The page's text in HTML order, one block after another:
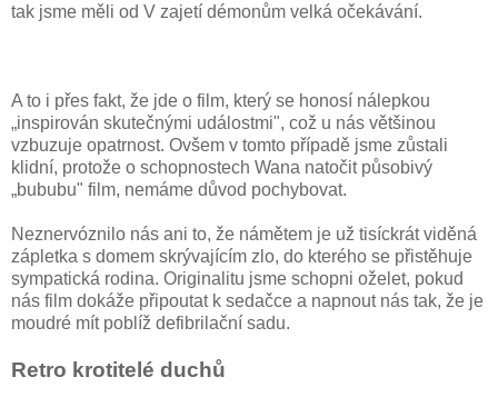
tak jsme měli od V zajetí démonům velká očekávání.
A to i přes fakt, že jde o film, který se honosí nálepkou
„inspirován skutečnými událostmi", což u nás většinou
vzbuzuje opatrnost. Ovšem v tomto případě jsme zůstali
klidní, protože o schopnostech Wana natočit působivý
„bububu" film, nemáme důvod pochybovat.
Neznervóznilo nás ani to, že námětem je už tisíckrát viděná
zápletka s domem skrývajícím zlo, do kterého se přistěhuje
sympatická rodina. Originalitu jsme schopni oželet, pokud
nás film dokáže připoutat k sedačce a napnout nás tak, že je
moudré mít poblíž defibrilační sadu.
Retro krotitelé duchů